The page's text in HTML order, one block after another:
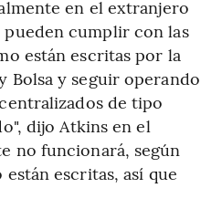
en el extranjero
cumplir con las
están escritas por la
Bolsa y seguir operando
de tipo
dijo Atkins en el
no funcionará, según
escritas, así que